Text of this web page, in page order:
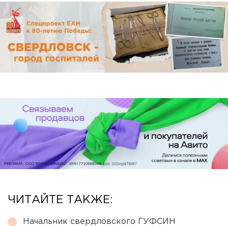
ЧИТАЙТЕ ТАКЖЕ:
Начальник свердловского ГУФСИН